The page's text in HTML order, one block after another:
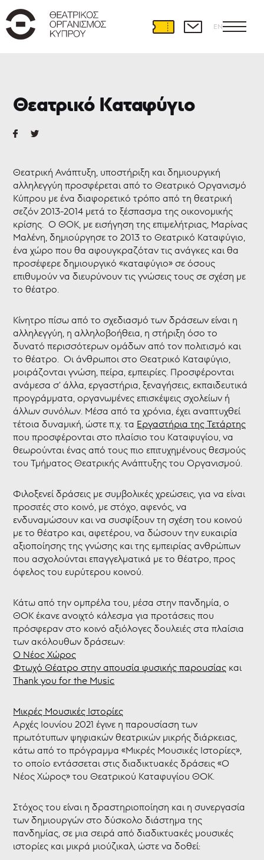
EN
Θεατρικό Καταφύγιο
Θεατρική Ανάπτυξη, υποστήριξη και δημιουργική
αλληλεγγύη προσφέρεται από το Θεατρικό Οργανισμό
Κύπρου με ένα διαφορετικό τρόπο από τη θεατρική
σεζόν 2013-2014 μετά το ξέσπασμα της οικονομικής
κρίσης. Ο ΘΟΚ, με εισήγηση της επιμελήτριας, Μαρίνας
Μαλένη, δημιούργησε το 2013 το Θεατρικό Καταφύγιο,
ένα χώρο που θα αφουγκραζόταν τις ανάγκες και θα
προσέφερε δημιουργικό «καταφύγιο» σε όσους
επιθυμούν να διευρύνουν τις γνώσεις τους σε σχέση με
το θέατρο.
Κίνητρο πίσω από το σχεδιασμό των δράσεων είναι η
αλληλεγγύη, η αλληλοβοήθεια, η στήριξη όσο το
δυνατό περισσότερων ομάδων από τον πολιτισμό και
το θέατρο. Οι άνθρωποι στο Θεατρικό Καταφύγιο,
μοιράζονται γνώση, πείρα, εμπειρίες. Προσφέρονται
ανάμεσα σ’ άλλα, εργαστήρια, ξεναγήσεις, εκπαιδευτικά
προγράμματα, οργανωμένες επισκέψεις σχολείων ή
άλλων συνόλων. Μέσα από τα χρόνια, έχει αναπτυχθεί
τέτοια δυναμική, ώστε π.χ. τα Εργαστήρια της Τετάρτης
που προσφέρονται στο πλαίσιο του Καταφυγίου, να
θεωρούνται ένας από τους πιο επιτυχημένους θεσμούς
του Τμήματος Θεατρικής Ανάπτυξης του Οργανισμού.
Φιλοξενεί δράσεις με συμβολικές χρεώσεις, για να είναι
προσιτές στο κοινό, με στόχο, αφενός, να
ενδυναμώσουν και να συσφίξουν τη σχέση του κοινού
με το θέατρο και, αφετέρου, να δώσουν την ευκαιρία
αξιοποίησης της γνώσης και της εμπειρίας ανθρώπων
που ασχολούνται επαγγελματικά με το θέατρο, προς
όφελος του ευρύτερου κοινού.
Κάτω από την ομπρέλα του, μέσα στην πανδημία, ο
ΘΟΚ έκανε ανοιχτό κάλεσμα για προτάσεις που
πρόσφεραν στο κοινό αξιόλογες δουλειές στα πλαίσια
των ακόλουθων δράσεων:
Ο Νέος Χώρος
Φτωχό Θέατρο στην απουσία φυσικής παρουσίας και
Thank you for the Music
Μικρές Μουσικές Ιστορίες
Αρχές Ιουνίου 2021 έγινε η παρουσίαση των
πρωτότυπων ψηφιακών θεατρικών μικρής διάρκειας,
κάτω από το πρόγραμμα «Μικρές Μουσικές Ιστορίες»,
το οποίο εντάσσεται στις διαδικτυακές δράσεις «Ο
Νέος Χώρος» του Θεατρικού Καταφυγίου ΘΟΚ.
Στόχος του είναι η δραστηριοποίηση και η συνεργασία
των δημιουργών στο δύσκολο διάστημα της
πανδημίας, σε μια σειρά από διαδικτυακές μουσικές
ιστορίες και μικρά μιούζικαλ, ώστε να δοθεί:
Διεθνείς
Θέατρο
Εκπαιδευτικά
προγράμματα
Ερασιτεχνικό
θέατρο
Θεατρική
γραφή
Θεατρικό
Καταφύγιο
Εργαστήρια
της
Θεατρικό
Μουσείο
Κύπρου
Επιχορηγήσεις
-
ΘΥΜΕΛΗ
Νέα